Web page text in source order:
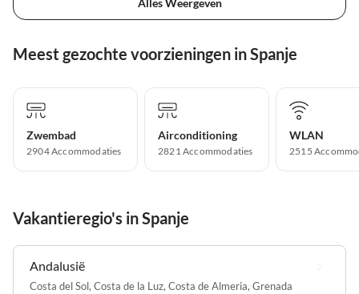
Meest gezochte voorzieningen in Spanje
Zwembad
2904 Accommodaties
Airconditioning
2821 Accommodaties
WLAN
2515
Vakantieregio's in Spanje
Andalusië
Costa del Sol, Costa de la Luz, Costa de Almeria, Grenada